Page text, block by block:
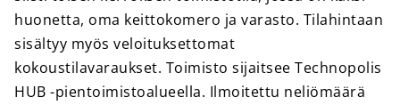
huonetta, oma keittokomero ja varasto. Tilahintaan
sisältyy myös veloituksettomat
kokoustilavaraukset. Toimisto sijaitsee Technopolis
HUB -pientoimistoalueella. Ilmoitettu neliömäärä